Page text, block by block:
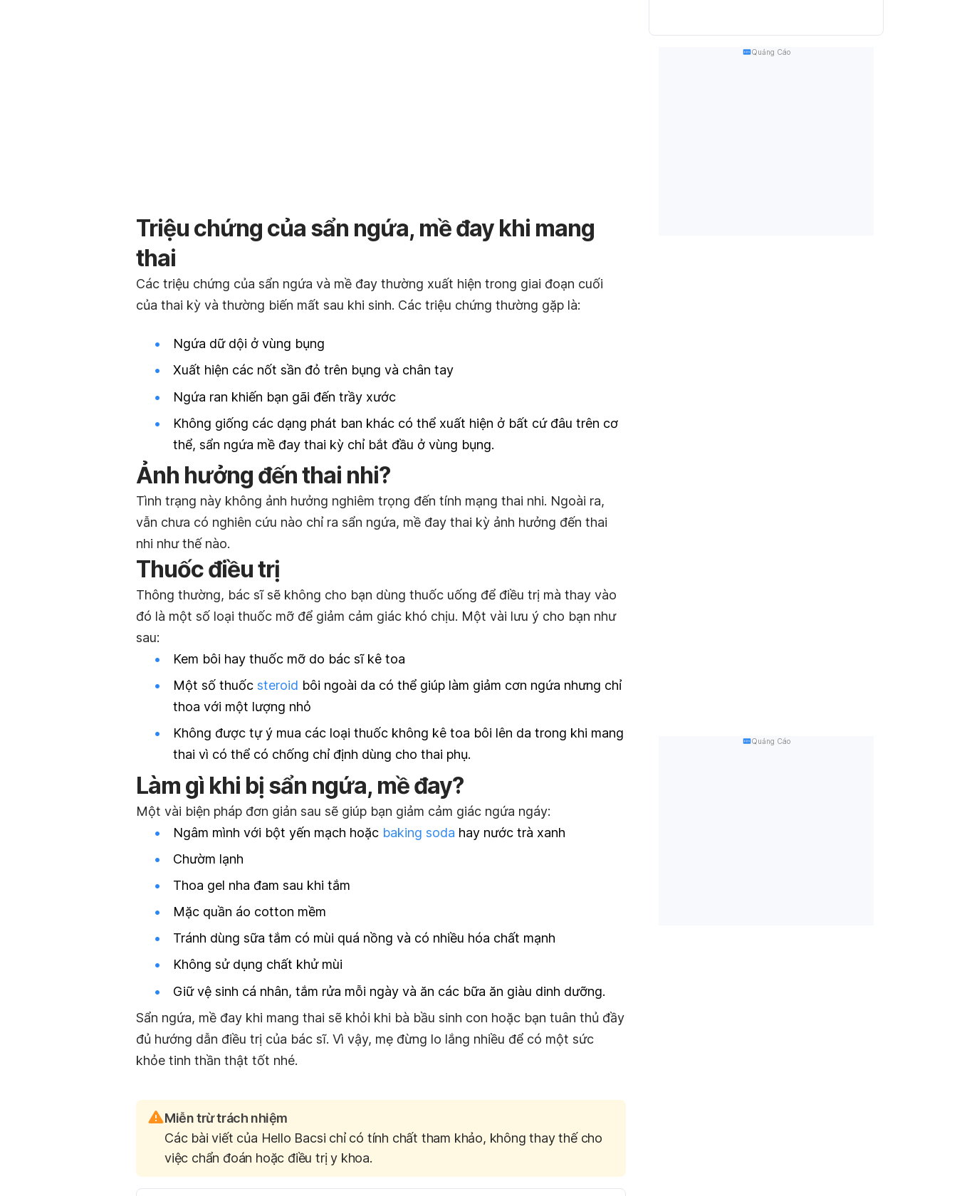
Triệu chứng của sẩn ngứa, mề đay khi mang
thai
Các triệu chứng của sẩn ngứa và mề đay thường xuất hiện trong giai đoạn cuối
của thai kỳ và thường biến mất sau khi sinh. Các triệu chứng thường gặp là:
Ngứa dữ dội ở vùng bụng
Xuất hiện các nốt sần đỏ trên bụng và chân tay
Ngứa ran khiến bạn gãi đến trầy xước
Không giống các dạng phát ban khác có thể xuất hiện ở bất cứ đâu trên cơ
thể, sẩn ngứa mề đay thai kỳ chỉ bắt đầu ở vùng bụng.
Ảnh hưởng đến thai nhi?
Tình trạng này không ảnh hưởng nghiêm trọng đến tính mạng thai nhi. Ngoài ra,
vẫn chưa có nghiên cứu nào chỉ ra sẩn ngứa, mề đay thai kỳ ảnh hưởng đến thai
nhi như thế nào.
Thuốc điều trị
Thông thường, bác sĩ sẽ không cho bạn dùng thuốc uống để điều trị mà thay vào
đó là một số loại thuốc mỡ để giảm cảm giác khó chịu. Một vài lưu ý cho bạn như
sau:
Kem bôi hay thuốc mỡ do bác sĩ kê toa
Một số thuốc steroid bôi ngoài da có thể giúp làm giảm cơn ngứa nhưng chỉ
thoa với một lượng nhỏ
Không được tự ý mua các loại thuốc không kê toa bôi lên da trong khi mang
thai vì có thể có chống chỉ định dùng cho thai phụ.
Làm gì khi bị sẩn ngứa, mề đay?
Một vài biện pháp đơn giản sau sẽ giúp bạn giảm cảm giác ngứa ngáy:
Ngâm mình với bột yến mạch hoặc baking soda hay nước trà xanh
Chườm lạnh
Thoa gel nha đam sau khi tắm
Mặc quần áo cotton mềm
Tránh dùng sữa tắm có mùi quá nồng và có nhiều hóa chất mạnh
Không sử dụng chất khử mùi
Giữ vệ sinh cá nhân, tắm rửa mỗi ngày và ăn các bữa ăn giàu dinh dưỡng.
Sẩn ngứa, mề đay khi mang thai sẽ khỏi khi bà bầu sinh con hoặc bạn tuân thủ đầy
đủ hướng dẫn điều trị của bác sĩ. Vì vậy, mẹ đừng lo lắng nhiều để có một sức
khỏe tinh thần thật tốt nhé.
Miễn trừ trách nhiệm
Các bài viết của Hello Bacsi chỉ có tính chất tham khảo, không thay thế cho
việc chẩn đoán hoặc điều trị y khoa.
Quảng Cáo
Quảng Cáo